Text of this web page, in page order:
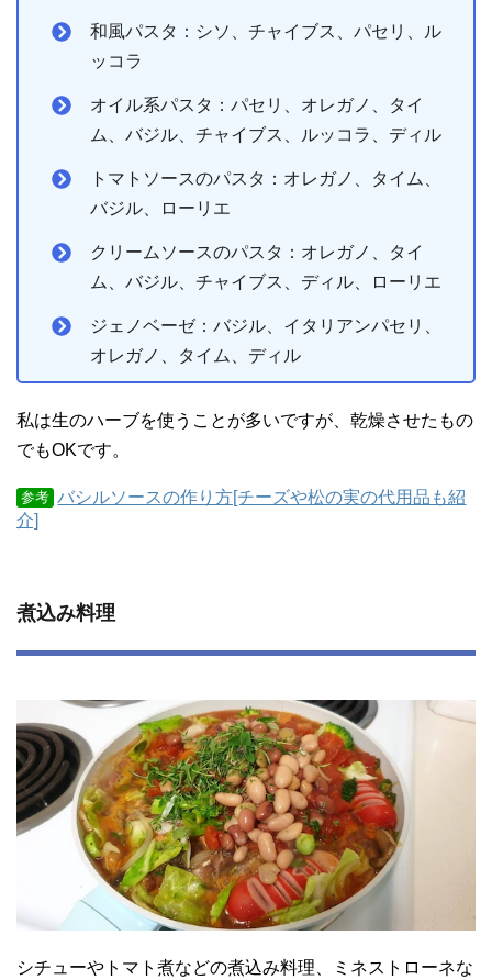
和風パスタ：シソ、チャイブス、パセリ、ル
ッコラ
オイル系パスタ：パセリ、オレガノ、タイ
ム、バジル、チャイブス、ルッコラ、ディル
トマトソースのパスタ：オレガノ、タイム、
バジル、ローリエ
クリームソースのパスタ：オレガノ、タイ
ム、バジル、チャイブス、ディル、ローリエ
ジェノベーゼ：バジル、イタリアンパセリ、
オレガノ、タイム、ディル
私は生のハーブを使うことが多いですが、乾燥させたもの
でもOKです。
参考 バシルソースの作り方[チーズや松の実の代用品も紹
介]
煮込み料理
シチューやトマト煮などの煮込み料理、ミネストローネな